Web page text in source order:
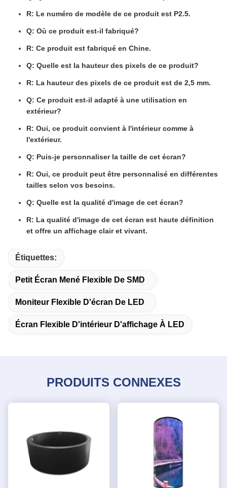
R: Le numéro de modèle de ce produit est P2.5.
Q: Où ce produit est-il fabriqué?
R: Ce produit est fabriqué en Chine.
Q: Quelle est la hauteur des pixels de ce produit?
R: La hauteur des pixels de ce produit est de 2,5 mm.
Q: Ce produit est-il adapté à une utilisation en
extérieur?
R: Oui, ce produit convient à l'intérieur comme à
l'extérieur.
Q: Puis-je personnaliser la taille de cet écran?
R: Oui, ce produit peut être personnalisé en différentes
tailles selon vos besoins.
Q: Quelle est la qualité d'image de cet écran?
R: La qualité d'image de cet écran est haute définition
et offre un affichage clair et vivant.
Étiquettes:
Petit Écran Mené Flexible De SMD
Moniteur Flexible D'écran De LED
Écran Flexible D'intérieur D'affichage À LED
PRODUITS CONNEXES